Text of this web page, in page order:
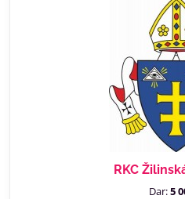
RKC
Dar:5